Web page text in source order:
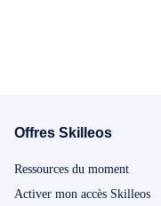
Offres Skilleos
Ressources du moment
Activer mon accès Skilleos